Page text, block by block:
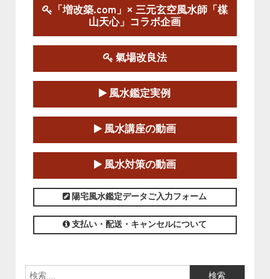
陰宅三元玄空風水講座
2025-06-07～2025-06-08
この講座の募集は終了しました。
第１８期立命塾『実践的易学講座』
2025-06-21～2025-08-24
この講座の募集は終了しました。
第１８期立命塾「実践的四柱立命学（四
柱推命学）講座」
2025-01-11～2025-05-11
この講座の募集は終了しました。
「増改築.com」× 三元玄空風水師「楳
山天心」コラボ企画
氣場改良法
風水鑑定実例
風水講座の動画
風水対策の動画
陽宅風水鑑定データご入力フォーム
支払い・配送・キャンセルについて
検索: